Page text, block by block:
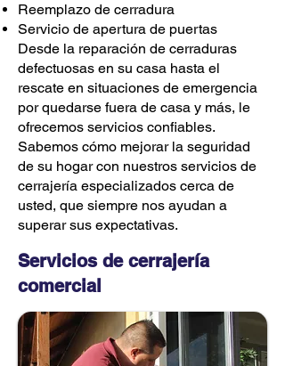
Reemplazo de cerradura
Servicio de apertura de puertas
Desde la reparación de cerraduras
defectuosas en su casa hasta el
rescate en situaciones de emergencia
por quedarse fuera de casa y más, le
ofrecemos servicios confiables.
Sabemos cómo mejorar la seguridad
de su hogar con nuestros servicios de
cerrajería especializados cerca de
usted, que siempre nos ayudan a
superar sus expectativas.
Servicios de cerrajería
comercial